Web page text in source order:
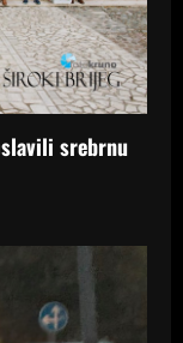
srebrnu